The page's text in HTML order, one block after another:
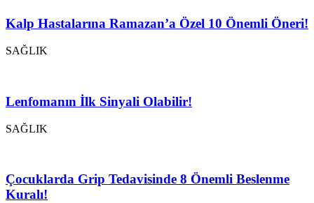
Kalp Hastalarına Ramazan’a Özel 10 Önemli Öneri!
SAĞLIK
Lenfomanın İlk Sinyali Olabilir!
SAĞLIK
Çocuklarda Grip Tedavisinde 8 Önemli Beslenme
Kuralı!